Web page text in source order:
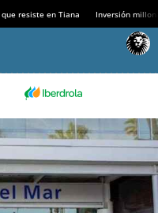
resiste en Tiana Inversión